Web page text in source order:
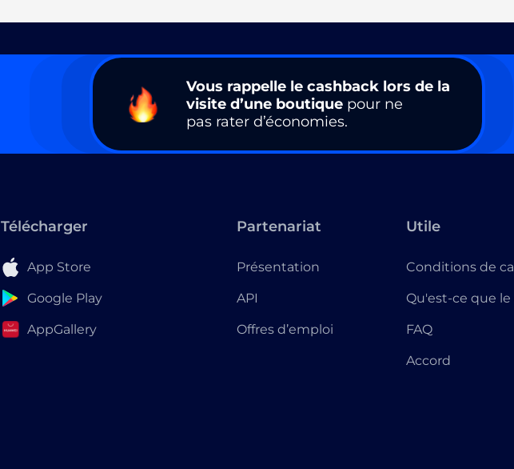
Vous rappelle le cashback lors de la
visite d’une boutique pour ne
pas rater d’économies.
Télécharger
App Store
Google Play
AppGallery
Partenariat
Présentation
API
Offres d’emploi
Utile
Conditions de
Qu'est-ce que le
FAQ
Accord